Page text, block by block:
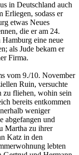
in Deutschland auch
Erliegen, sodass er
etwas Neues
die er am 24.
Hamburg eine neue
als Jude bekam er
Firma.
vom 9./10. November
Ruin, versuchte
zu fliehen, wohin sein
bereits entkommen
weniger
abgefangen und
Martha zu ihrer
Katz in den
lebten